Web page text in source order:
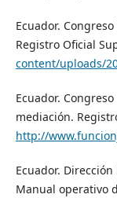
Ecuador.
Registro Oficial
content/uploads/
Ecuador.
mediación.
http://
Ecuador.
Manual operativo